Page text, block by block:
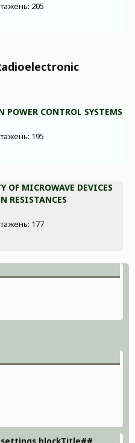
205
POWER CONTROL SYSTEMS
195
OF MICROWAVE DEVICES
RESISTANCES
177